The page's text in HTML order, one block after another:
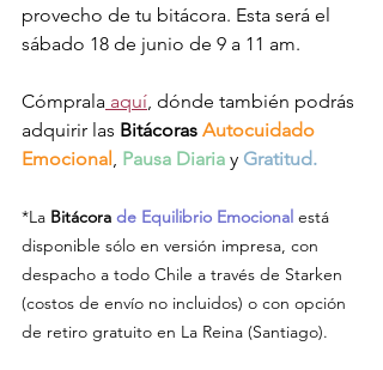
provecho de tu bitácora. Esta será el
sábado 18 de junio de 9 a 11 am.
Cómprala aquí, dónde también podrás
adquirir las Bitácoras Autocuidado
Emocional, Pausa Diaria y Gratitud.
*La Bitácora de Equilibrio Emocional está
disponible sólo en versión impresa, con
despacho a todo Chile a través de Starken
(costos de envío no incluidos) o con opción
de retiro gratuito en La Reina (Santiago).